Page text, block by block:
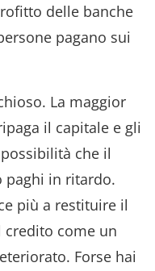
delle banche
pagano sui
La maggior
il capitale e gli
che il
paghi in ritardo.
più a restituire il
credito come un
Forse hai